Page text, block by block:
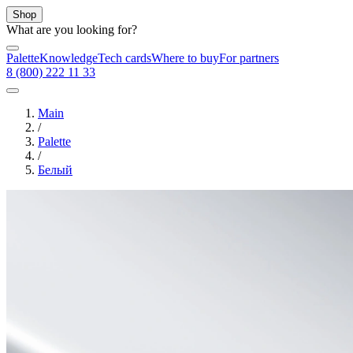
Shop
What are you looking for?
PaletteKnowledgeTech cardsWhere to buyFor partners
8 (800) 222 11 33
Main
/
Palette
/
Белый